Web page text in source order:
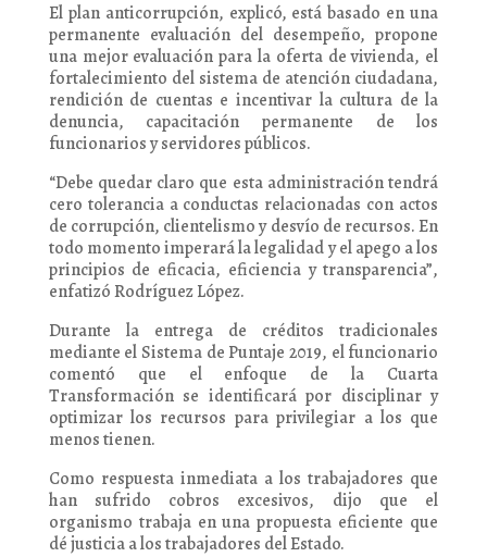
El plan anticorrupción, explicó, está basado en una
permanente evaluación del desempeño, propone
una mejor evaluación para la oferta de vivienda, el
fortalecimiento del sistema de atención ciudadana,
rendición de cuentas e incentivar la cultura de la
denuncia, capacitación permanente de los
funcionarios y servidores públicos.
“Debe quedar claro que esta administración tendrá
cero tolerancia a conductas relacionadas con actos
de corrupción, clientelismo y desvío de recursos. En
todo momento imperará la legalidad y el apego a los
principios de eficacia, eficiencia y transparencia”,
enfatizó Rodríguez López.
Durante la entrega de créditos tradicionales
mediante el Sistema de Puntaje 2019, el funcionario
comentó que el enfoque de la Cuarta
Transformación se identificará por disciplinar y
optimizar los recursos para privilegiar a los que
menos tienen.
Como respuesta inmediata a los trabajadores que
han sufrido cobros excesivos, dijo que el
organismo trabaja en una propuesta eficiente que
dé justicia a los trabajadores del Estado.